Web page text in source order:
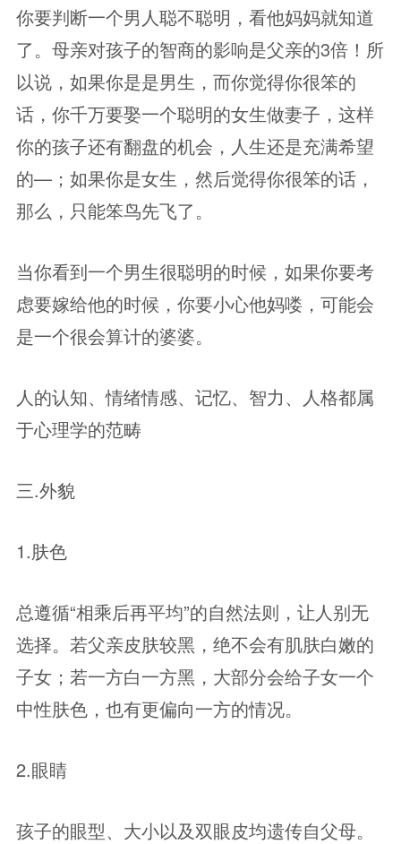
你要判断一个男人聪不聪明，看他妈妈就知道
了。母亲对孩子的智商的影响是父亲的3倍！所
以说，如果你是是男生，而你觉得你很笨的
话，你千万要娶一个聪明的女生做妻子，这样
你的孩子还有翻盘的机会，人生还是充满希望
的—；如果你是女生，然后觉得你很笨的话，
那么，只能笨鸟先飞了。
当你看到一个男生很聪明的时候，如果你要考
虑要嫁给他的时候，你要小心他妈喽，可能会
是一个很会算计的婆婆。
人的认知、情绪情感、记忆、智力、人格都属
于心理学的范畴
三.外貌
1.肤色
总遵循“相乘后再平均”的自然法则，让人别无
选择。若父亲皮肤较黑，绝不会有肌肤白嫩的
子女；若一方白一方黑，大部分会给子女一个
中性肤色，也有更偏向一方的情况。
2.眼睛
孩子的眼型、大小以及双眼皮均遗传自父母。